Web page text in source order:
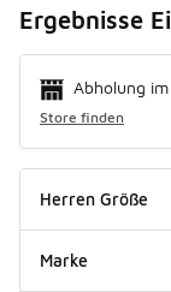
Ergebnisse
Abholung
Store finden
Herren Größe
Marke